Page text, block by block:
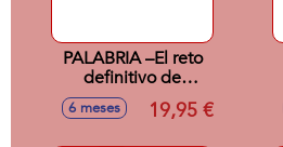
PALABRIA –El reto
definitivo de
palabras
6 meses 19,95 €